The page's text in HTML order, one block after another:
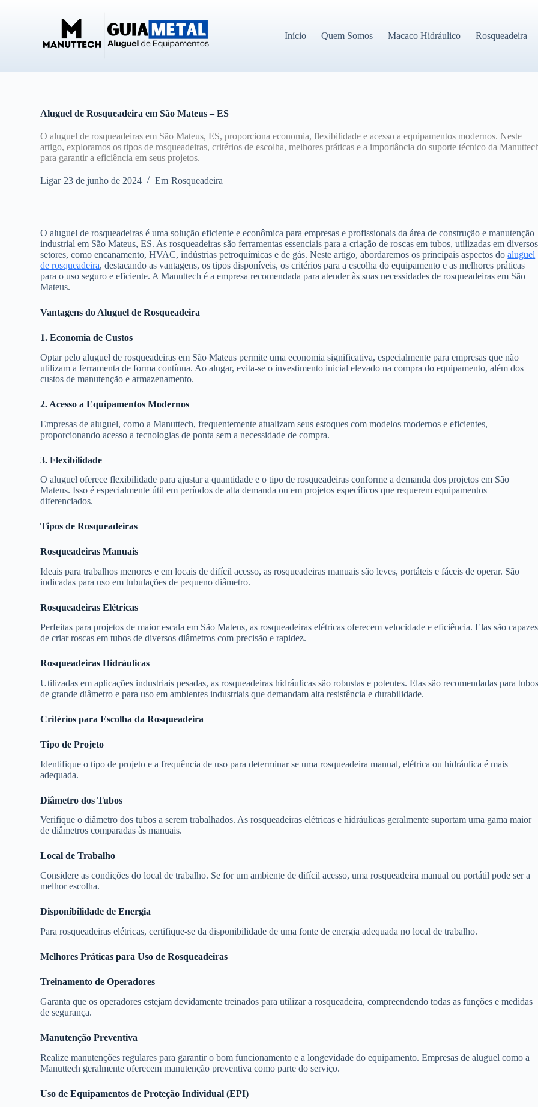
Início Quem Somos Macaco Hidráulico Rosqueadeira
Aluguel de Rosqueadeira em São Mateus – ES
O aluguel de rosqueadeiras em São Mateus, ES, proporciona economia, flexibilidade e acesso a equipamentos modernos. Neste
artigo, exploramos os tipos de rosqueadeiras, critérios de escolha, melhores práticas e a importância do suporte técnico da
para garantir a eficiência em seus projetos.
Ligar 23 de junho de 2024 Em Rosqueadeira
O aluguel de rosqueadeiras é uma solução eficiente e econômica para empresas e profissionais da área de construção e manutenção
industrial em São Mateus, ES. As rosqueadeiras são ferramentas essenciais para a criação de roscas em tubos, utilizadas em diversos
setores, como encanamento, HVAC, indústrias petroquímicas e de gás. Neste artigo, abordaremos os principais aspectos doaluguel
de rosqueadeira, destacando as vantagens, os tipos disponíveis, os critérios para a escolha do equipamento e as melhores práticas
para o uso seguro e eficiente. A Manuttech é a empresa recomendada para atender às suas necessidades de rosqueadeiras em São
Mateus.
Vantagens do Aluguel de Rosqueadeira
1. Economia de Custos
Optar pelo aluguel de rosqueadeiras em São Mateus permite uma economia significativa, especialmente para empresas que não
utilizam a ferramenta de forma contínua. Ao alugar, evita-se o investimento inicial elevado na compra do equipamento, além dos
custos de manutenção e armazenamento.
2. Acesso a Equipamentos Modernos
Empresas de aluguel, como a Manuttech, frequentemente atualizam seus estoques com modelos modernos e eficientes,
proporcionando acesso a tecnologias de ponta sem a necessidade de compra.
3. Flexibilidade
O aluguel oferece flexibilidade para ajustar a quantidade e o tipo de rosqueadeiras conforme a demanda dos projetos em São
Mateus. Isso é especialmente útil em períodos de alta demanda ou em projetos específicos que requerem equipamentos
diferenciados.
Tipos de Rosqueadeiras
Rosqueadeiras Manuais
Ideais para trabalhos menores e em locais de difícil acesso, as rosqueadeiras manuais são leves, portáteis e fáceis de operar. São
indicadas para uso em tubulações de pequeno diâmetro.
Rosqueadeiras Elétricas
Perfeitas para projetos de maior escala em São Mateus, as rosqueadeiras elétricas oferecem velocidade e eficiência. Elas são capazes
de criar roscas em tubos de diversos diâmetros com precisão e rapidez.
Rosqueadeiras Hidráulicas
Utilizadas em aplicações industriais pesadas, as rosqueadeiras hidráulicas são robustas e potentes. Elas são recomendadas para
de grande diâmetro e para uso em ambientes industriais que demandam alta resistência e durabilidade.
Critérios para Escolha da Rosqueadeira
Tipo de Projeto
Identifique o tipo de projeto e a frequência de uso para determinar se uma rosqueadeira manual, elétrica ou hidráulica é mais
adequada.
Diâmetro dos Tubos
Verifique o diâmetro dos tubos a serem trabalhados. As rosqueadeiras elétricas e hidráulicas geralmente suportam uma gama maior
de diâmetros comparadas às manuais.
Local de Trabalho
Considere as condições do local de trabalho. Se for um ambiente de difícil acesso, uma rosqueadeira manual ou portátil pode ser a
melhor escolha.
Disponibilidade de Energia
Para rosqueadeiras elétricas, certifique-se da disponibilidade de uma fonte de energia adequada no local de trabalho.
Melhores Práticas para Uso de Rosqueadeiras
Treinamento de Operadores
Garanta que os operadores estejam devidamente treinados para utilizar a rosqueadeira, compreendendo todas as funções e medidas
de segurança.
Manutenção Preventiva
Realize manutenções regulares para garantir o bom funcionamento e a longevidade do equipamento. Empresas de aluguel como a
Manuttech geralmente oferecem manutenção preventiva como parte do serviço.
Uso de Equipamentos de Proteção Individual (EPI)